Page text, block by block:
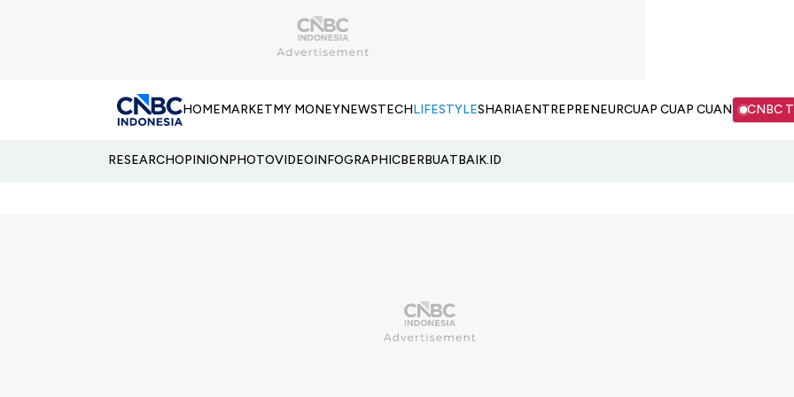
HOMEMARKETMY MONEYNEWSTECHLIFESTYLESHARIAENTREPRENEURCUAP CUAP CUAN CNBC
RESEARCHOPINIONPHOTOVIDEOINFOGRAPHICBERBUATBAIK.ID